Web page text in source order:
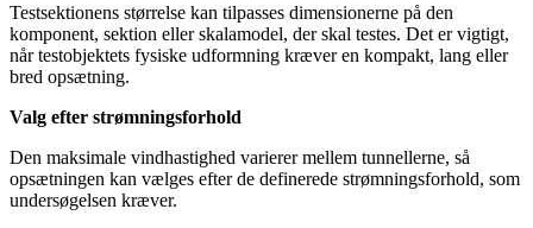
Testsektionens størrelse kan tilpasses dimensionerne på den
komponent, sektion eller skalamodel, der skal testes. Det er vigtigt,
når testobjektets fysiske udformning kræver en kompakt, lang eller
bred opsætning.
Valg efter strømningsforhold
Den maksimale vindhastighed varierer mellem tunnellerne, så
opsætningen kan vælges efter de definerede strømningsforhold, som
undersøgelsen kræver.